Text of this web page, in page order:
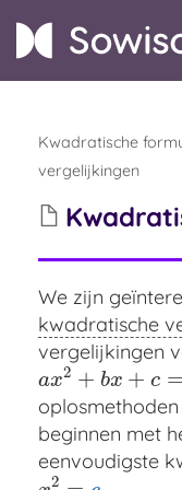
Kwadratische
vergelijkingen
We zijn
kwadratische
vergelijkingen
ax2 + bx + c =
ax2 +b x+c =0
beginnen met
eenvoudigste
2